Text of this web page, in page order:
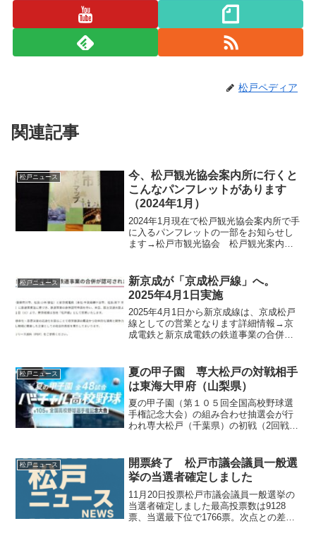
松戸ペディア
関連記事
松戸ニュース
今、松戸観光協会案内所に行くと
こんなパンフレットがあります
（2024年1月）
2024年1月現在で松戸観光協会案内所で手
に入るパンフレットの一部をお知らせし
ます→松戸市観光協会 松戸観光案内所
軒以上掲載→松戸市観光協会 松戸観光
案内所ガイド...
松戸ニュース
新京成が「京成松戸線」へ。
2025年4月1日実施
2025年4月1日から新京成線は、京成松戸
線としての営業となります詳細情報→京
成電鉄と新京成電鉄の鉄道事業の合併認
松戸ニュース
夏の甲子園 専大松戸の対戦相手
は東海大甲府（山梨県）
夏の甲子園（第１０５回全国高校野球選
手権記念大会）の組み合わせ抽選会が行
われ専大松戸（千葉県）の初戦（2回戦）
合（午前１０時３５分開始予定）に行わ
れます。試合の模様...
松戸ニュース
開票終了 松戸市議会議員一般選
挙の当選者確定しました
11月20日投票松戸市議会議員一般選挙の
当選者確定しました最高投票数は9128
票、当選最下位で1766票。次点との差は